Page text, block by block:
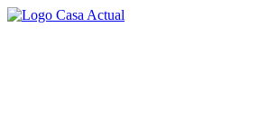
Saltar